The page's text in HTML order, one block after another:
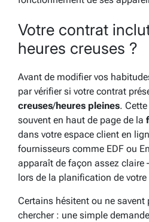
Votre contrat
heures creuses ?
Avant de modifier vos
par vérifier si votre contrat
creuses/heures pleines.
souvent en haut de page de la
dans votre espace client en
fournisseurs comme EDF ou
apparaît de façon assez claire
lors de la planification de
Certains hésitent ou ne savent
chercher : une simple